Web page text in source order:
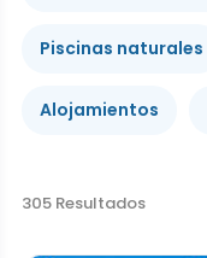
Piscinas naturales
Alojamientos
305 Resultados